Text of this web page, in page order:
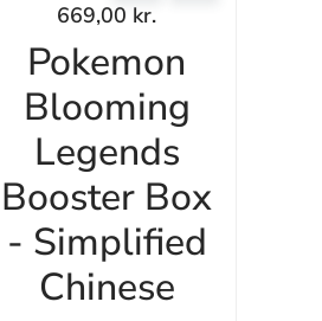
669,00 kr.
Pokemon
Blooming
Legends
Booster Box
- Simplified
Chinese